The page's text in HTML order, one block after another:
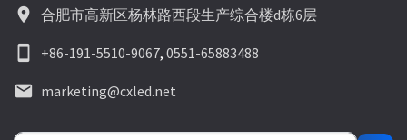
location_on 合肥市高新区杨林路西段生产综合楼d栋6层
smartphone +86-191-5510-9067, 0551-65883488
email marketing@cxled.net